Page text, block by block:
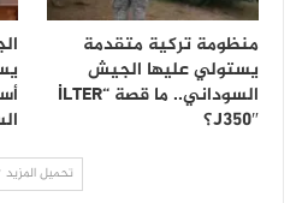
منظومة تركية متقدمة
يستولي عليها الجيش
السوداني.. ما قصة “İLTER
J350″؟
تحميل المزيد